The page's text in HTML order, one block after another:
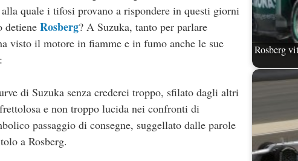
quale i tifosi provano a rispondere in questi giorni
detiene Rosberg? A Suzuka, tanto per parlare
visto il motore in fiamme e in fumo anche le sue
di Suzuka senza crederci troppo, sfilato dagli altri
e non troppo lucida nei confronti di
passaggio di consegne, suggellato dalle parole
a Rosberg.
Rosberg